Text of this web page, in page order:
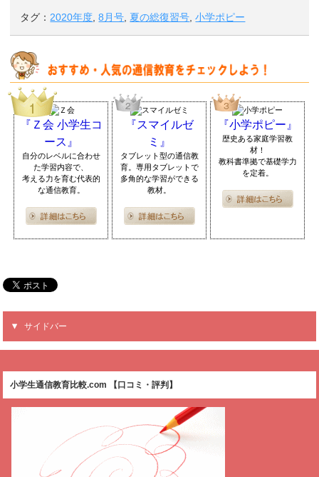
タグ： 2020年度 ,8月号 夏の総復習号 ,小学ポピー
『Ｚ会 小学生コ
ース』
自分のレベルに合わせ
た学習内容で、
考える力を育む代表的
な通信教育。
『スマイルゼ
ミ』
タブレット型の通信教
育。専用タブレットで
多角的な学習ができる
教材。
『小学ポピー』
歴史ある家庭学習教
材！
教科書準拠で基礎学力
を定着。
サイドバー
小学生通信教育比較.com 【口コミ・評判】